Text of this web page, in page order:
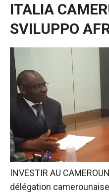
ITALIA
SVILUPPO
INVESTIR AU
délégation